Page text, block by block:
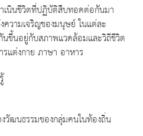
เนินชีวิตที่ปฏิบัติสืบทอดต่อกันมา
ความเจริญของมนุษย์ ในแต่ละ
ขึ้นอยู่กับสภาพแวดล้อมและวิถีชีวิต
แต่งกาย ภาษา อาหาร
ฒนธรรมของกลุ่มคนในท้องถิ่น